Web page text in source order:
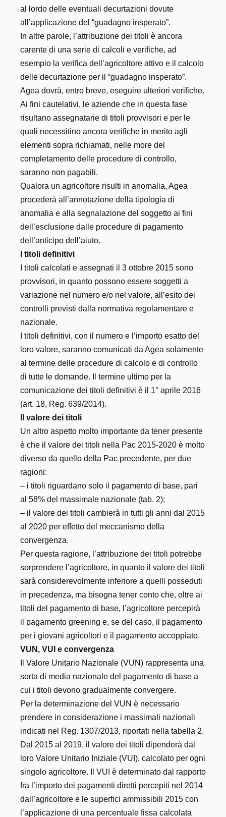
al lordo delle eventuali decurtazioni dovute
all’applicazione del “guadagno insperato”.
In altre parole, l’attribuzione dei titoli è ancora
carente di una serie di calcoli e verifiche, ad
esempio la verifica dell’agricoltore attivo e il calcolo
delle decurtazione per il “guadagno insperato”.
Agea dovrà, entro breve, eseguire ulteriori verifiche.
Ai fini cautelativi, le aziende che in questa fase
risultano assegnatarie di titoli provvisori e per le
quali necessitino ancora verifiche in merito agli
elementi sopra richiamati, nelle more del
completamento delle procedure di controllo,
saranno non pagabili.
Qualora un agricoltore risulti in anomalia, Agea
procederà all’annotazione della tipologia di
anomalia e alla segnalazione del soggetto ai fini
dell’esclusione dalle procedure di pagamento
dell’anticipo dell’aiuto.
I titoli definitivi
I titoli calcolati e assegnati il 3 ottobre 2015 sono
provvisori, in quanto possono essere soggetti a
variazione nel numero e/o nel valore, all’esito dei
controlli previsti dalla normativa regolamentare e
nazionale.
I titoli definitivi, con il numero e l’importo esatto del
loro valore, saranno comunicati da Agea solamente
al termine delle procedure di calcolo e di controllo
di tutte le domande. Il termine ultimo per la
comunicazione dei titoli definitivi è il 1° aprile 2016
(art. 18, Reg. 639/2014).
Il valore dei titoli
Un altro aspetto molto importante da tener presente
è che il valore dei titoli nella Pac 2015-2020 è molto
diverso da quello della Pac precedente, per due
ragioni:
– i titoli riguardano solo il pagamento di base, pari
al 58% del massimale nazionale (tab. 2);
– il valore dei titoli cambierà in tutti gli anni dal 2015
al 2020 per effetto del meccanismo della
convergenza.
Per questa ragione, l’attribuzione dei titoli potrebbe
sorprendere l’agricoltore, in quanto il valore dei titoli
sarà considerevolmente inferiore a quelli posseduti
in precedenza, ma bisogna tener conto che, oltre ai
titoli del pagamento di base, l’agricoltore percepirà
il pagamento greening e, se del caso, il pagamento
per i giovani agricoltori e il pagamento accoppiato.
VUN, VUI e convergenza
Il Valore Unitario Nazionale (VUN) rappresenta una
sorta di media nazionale del pagamento di base a
cui i titoli devono gradualmente convergere.
Per la determinazione del VUN è necessario
prendere in considerazione i massimali nazionali
indicati nel Reg. 1307/2013, riportati nella tabella 2.
Dal 2015 al 2019, il valore dei titoli dipenderà dal
loro Valore Unitario Iniziale (VUI), calcolato per ogni
singolo agricoltore. Il VUI è determinato dal rapporto
fra l’importo dei pagamenti diretti percepiti nel 2014
dall’agricoltore e le superfici ammissibili 2015 con
l’applicazione di una percentuale fissa calcolata